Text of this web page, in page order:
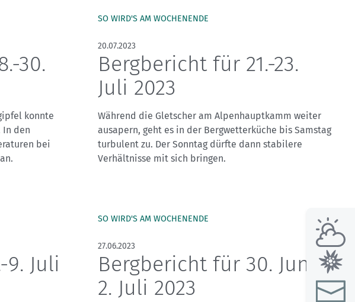
30.
konnte
In den
bei
SO WIRD'S AM WOCHENENDE
20.07.2023
Bergbericht für 21.-23.
Juli 2023
Während die Gletscher am Alpenhauptkamm weiter
ausapern, geht es in der Bergwetterküche bis Samstag
turbulent zu. Der Sonntag dürfte dann stabilere
Verhältnisse mit sich bringen.
Juli
SO WIRD'S AM WOCHENENDE
27.06.2023
Bergbericht für 30. Juni-
2. Juli 2023